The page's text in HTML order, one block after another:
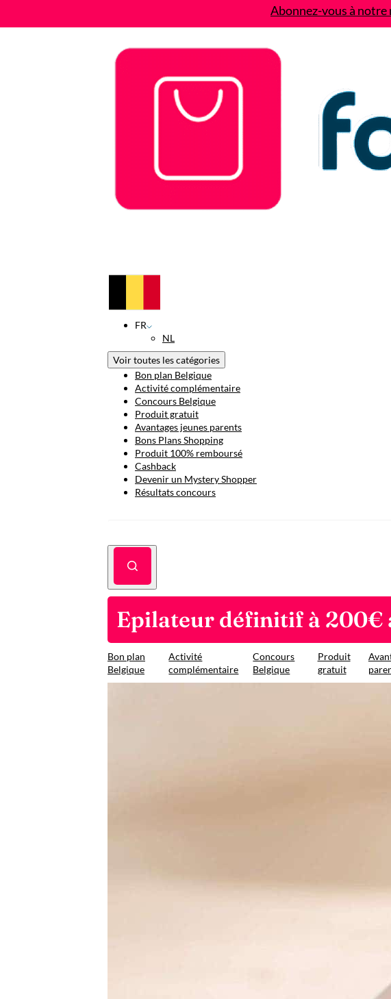
Abonnez-vous à
FR
NL
Voir toutes les catégories
Bon plan Belgique
Activité complémentaire
Concours Belgique
Produit gratuit
Avantages jeunes parents
Bons Plans Shopping
Produit 100% remboursé
Cashback
Devenir un Mystery Shopper
Résultats concours
Epilateur définitif à 200€
Bon plan
Belgique
Activité
complémentaire
Concours
Belgique
Produit
gratuit